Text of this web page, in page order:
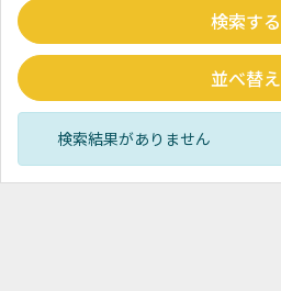
検索する
並べ替え
検索結果がありません